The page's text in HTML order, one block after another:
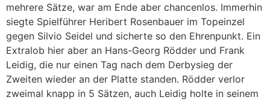
mehrere Sätze, war am Ende aber chancenlos. Immerhin
siegte Spielführer Heribert Rosenbauer im Topeinzel
gegen Silvio Seidel und sicherte so den Ehrenpunkt. Ein
Extralob hier aber an Hans-Georg Rödder und Frank
Leidig, die nur einen Tag nach dem Derbysieg der
Zweiten wieder an der Platte standen. Rödder verlor
zweimal knapp in 5 Sätzen, auch Leidig holte in seinem